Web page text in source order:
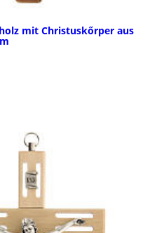
mit Christuskőrper aus